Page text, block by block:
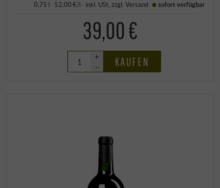
0,75 l · 52,00 €/l · inkl. USt, zzgl.Versand sofort verfügbar
39,00 €
+
–
KAUFEN